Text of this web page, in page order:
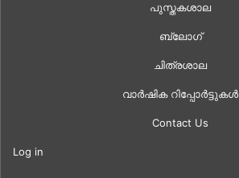
പുസ്തകശാല
ബ്ലോഗ്
ചിത്രശാല
വാർഷിക റിപ്പോർട്ടുകൾ
Contact Us
Log in